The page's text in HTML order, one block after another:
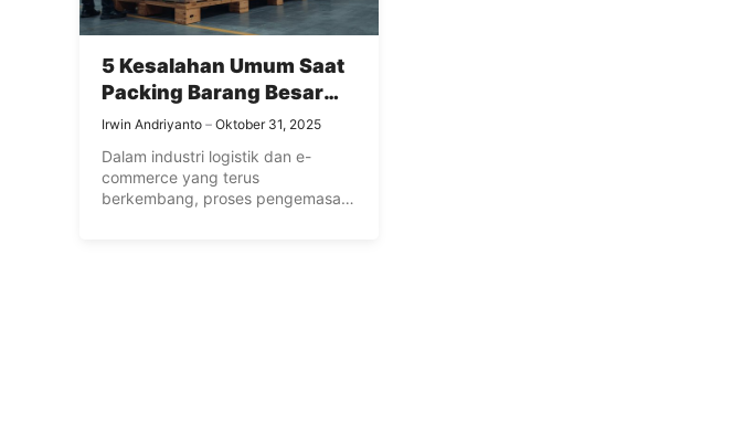
5 Kesalahan Umum Saat
Packing Barang Besar
dan Cara
Menghindarinya
Irwin Andriyanto Oktober 31, 2025
Dalam industri logistik dan e-
commerce yang terus
berkembang, proses pengemasan